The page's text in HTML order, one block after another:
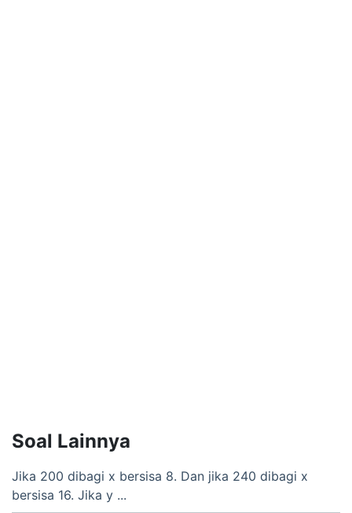
Soal Lainnya
Jika 200 dibagi x bersisa 8. Dan jika 240 dibagi x
bersisa 16. Jika y ...